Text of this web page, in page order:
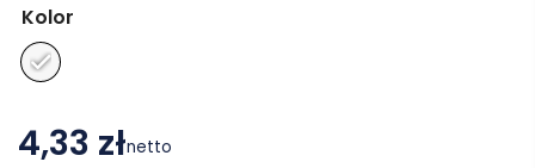
Kolor
4,33 złnetto